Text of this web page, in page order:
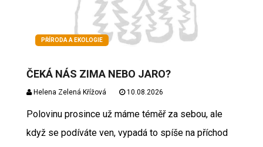
PŘÍRODA A EKOLOGIE
ČEKÁ NÁS ZIMA NEBO JARO?
Helena Zelená Křížová 10.08.2026
Polovinu prosince už máme téměř za sebou, ale
když se podíváte ven, vypadá to spíše na příchod